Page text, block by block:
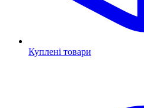
Куплені товари